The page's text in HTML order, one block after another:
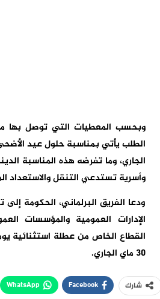
وبحسب المعطيات التي توصل بها
الجاري، وما تفرضه هذه المناسبة
وأسرية تستدعي التنقل والاستعداد
ودعا الفريق البرلماني، الحكومة
الإدارات العمومية والمؤسسات
30 ماي الجاري.
شارك Facebook
WhatsApp